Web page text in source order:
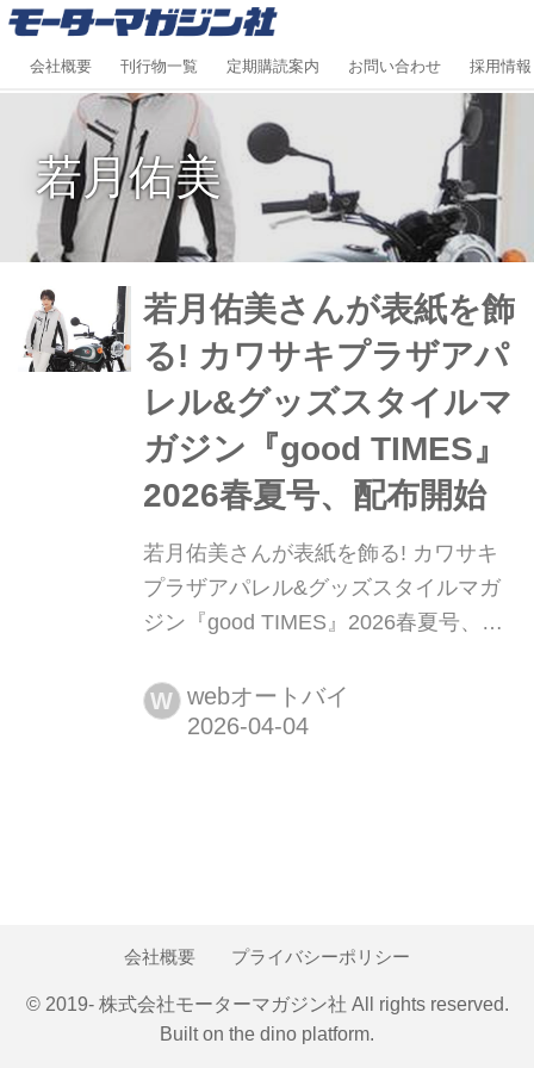
会社概要 刊行物一覧 定期購読案内 お問い合わせ 採用情報
若月佑美
若月佑美さんが表紙を飾
る! カワサキプラザアパ
レル&グッズスタイルマ
ガジン『good TIMES』
2026春夏号、配布開始
若月佑美さんが表紙を飾る! カワサキ
プラザアパレル&グッズスタイルマガ
ジン『good TIMES』2026春夏号、配
サイクルのある豊かな生活」をビジュ
アルで魅せるスタイルマガジン『good
W webオートバイ
会社概要 プライバシーポリシー
© 2019- 株式会社モーターマガジン社 All rights reserved.
Built on the dino platform.